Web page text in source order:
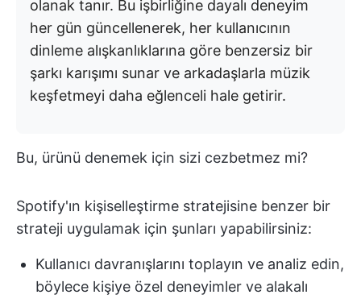
olanak tanır. Bu işbirliğine dayalı deneyim
her gün güncellenerek, her kullanıcının
dinleme alışkanlıklarına göre benzersiz bir
şarkı karışımı sunar ve arkadaşlarla müzik
keşfetmeyi daha eğlenceli hale getirir.
Bu, ürünü denemek için sizi cezbetmez mi?
Spotify'ın kişiselleştirme stratejisine benzer bir
strateji uygulamak için şunları yapabilirsiniz:
Kullanıcı davranışlarını toplayın ve analiz edin,
böylece kişiye özel deneyimler ve alakalı